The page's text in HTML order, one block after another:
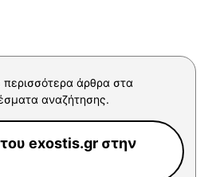
άρθρα στα
αναζήτησης.
exostis.gr στην